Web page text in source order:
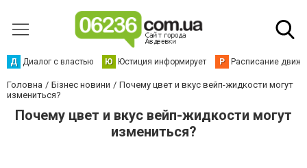
Д Диалог с властью Ю Юстиция информирует Р Расписание
Головна Бізнес новини
Почему цвет и вкус вейп-жидкости могут
измениться?
Почему цвет и вкус вейп-жидкости могут
измениться?